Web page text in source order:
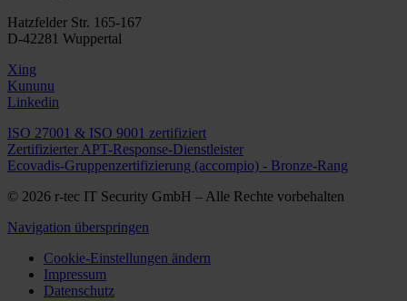
Hatzfelder Str. 165-167
D-42281 Wuppertal
Xing
Kununu
Linkedin
ISO 27001 & ISO 9001 zertifiziert
Zertifizierter APT-Response-Dienstleister
Ecovadis-Gruppenzertifizierung (accompio) - Bronze-Rang
© 2026 r-tec IT Security GmbH – Alle Rechte vorbehalten
Navigation überspringen
Cookie-Einstellungen ändern
Impressum
Datenschutz